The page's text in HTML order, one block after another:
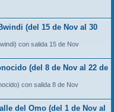
(del 15 de Nov al 30
con salida 15 de Nov
(del 8 de Nov al 22 de
con salida 8 de Nov
del Omo (del 1 de Nov al